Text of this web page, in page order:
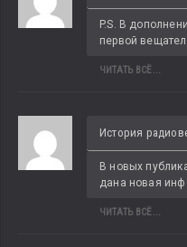
P.S. В
первой
ЧИТАТЬ ВСЁ...
История
В новых
дана новая
ЧИТАТЬ ВСЁ...